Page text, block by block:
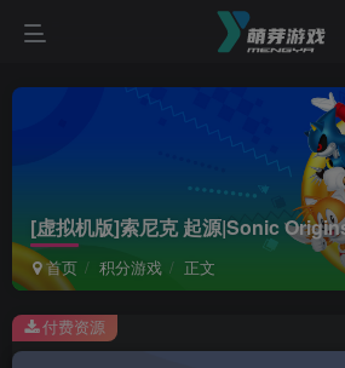
[虚拟机版]索尼克 起源|Sonic
首页 积分游戏 正文
付费资源